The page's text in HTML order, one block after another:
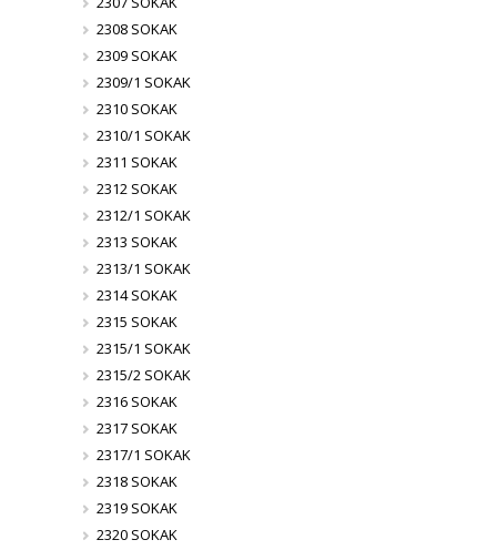
2308 SOKAK
2309 SOKAK
2309/1 SOKAK
2310 SOKAK
2310/1 SOKAK
2311 SOKAK
2312 SOKAK
2312/1 SOKAK
2313 SOKAK
2313/1 SOKAK
2314 SOKAK
2315 SOKAK
2315/1 SOKAK
2315/2 SOKAK
2316 SOKAK
2317 SOKAK
2317/1 SOKAK
2318 SOKAK
2319 SOKAK
2320 SOKAK